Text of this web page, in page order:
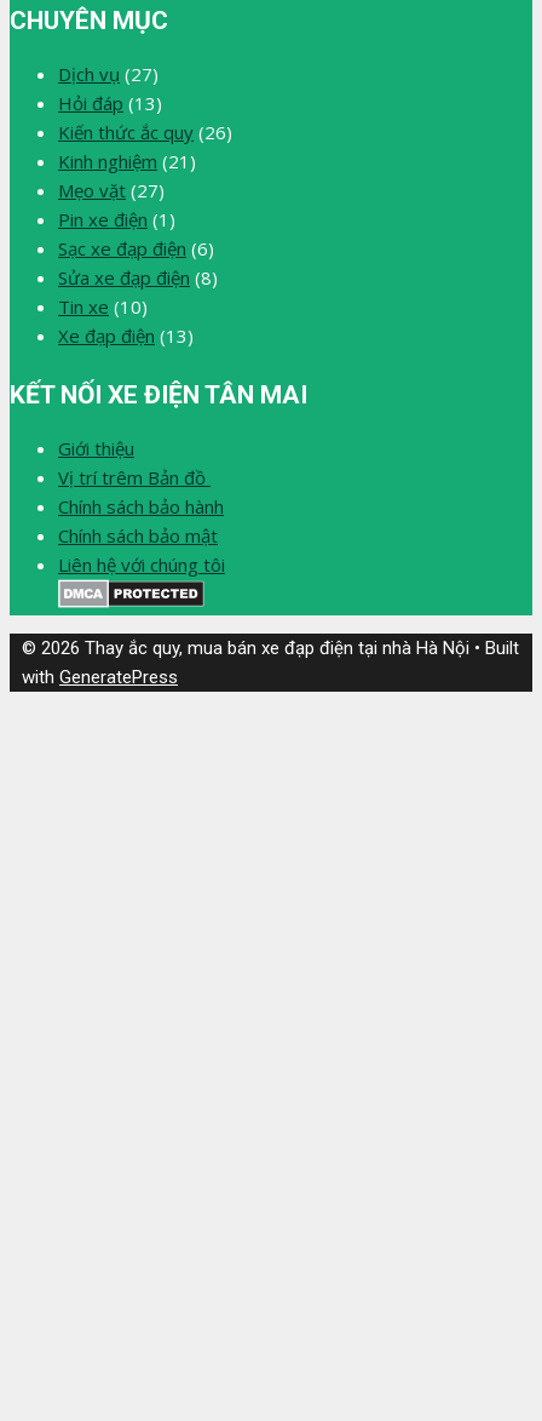
CHUYÊN MỤC
Dịch vụ (27)
Hỏi đáp (13)
Kiến thức ắc quy (26)
Kinh nghiệm (21)
Mẹo vặt (27)
Pin xe điện (1)
Sạc xe đạp điện (6)
Sửa xe đạp điện (8)
Tin xe (10)
Xe đạp điện (13)
KẾT NỐI XE ĐIỆN TÂN MAI
Giới thiệu
Vị trí trêm Bản đồ
Chính sách bảo hành
Chính sách bảo mật
Liên hệ với chúng tôi
© 2026 Thay ắc quy, mua bán xe đạp điện tại nhà Hà Nội • Built
with GeneratePress